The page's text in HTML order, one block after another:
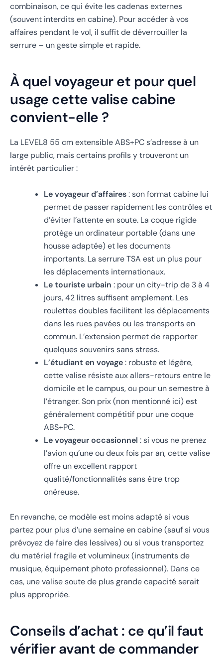
combinaison, ce qui évite les cadenas externes
(souvent interdits en cabine). Pour accéder à vos
affaires pendant le vol, il suffit de déverrouiller la
serrure – un geste simple et rapide.
À quel voyageur et pour quel
usage cette valise cabine
convient-elle ?
La LEVEL8 55 cm extensible ABS+PC s’adresse à un
large public, mais certains profils y trouveront un
intérêt particulier :
Le voyageur d’affaires: son format cabine lui
permet de passer rapidement les contrôles et
d’éviter l’attente en soute. La coque rigide
protège un ordinateur portable (dans une
housse adaptée) et les documents
importants. La serrure TSA est un plus pour
les déplacements internationaux.
Le touriste urbain : pour un city-trip de 3 à 4
jours, 42 litres suffisent amplement. Les
roulettes doubles facilitent les déplacements
dans les rues pavées ou les transports en
commun. L’extension permet de rapporter
quelques souvenirs sans stress.
L’étudiant en voyage: robuste et légère,
cette valise résiste aux allers-retours entre le
domicile et le campus, ou pour un semestre à
l’étranger. Son prix (non mentionné ici) est
généralement compétitif pour une coque
ABS+PC.
Le voyageur occasionnel : si vous ne prenez
l’avion qu’une ou deux fois par an, cette valise
offre un excellent rapport
qualité/fonctionnalités sans être trop
onéreuse.
En revanche, ce modèle est moins adapté si vous
partez pour plus d’une semaine en cabine (sauf si vous
prévoyez de faire des lessives) ou si vous transportez
du matériel fragile et volumineux (instruments de
musique, équipement photo professionnel). Dans ce
cas, une valise soute de plus grande capacité serait
plus appropriée.
Conseils d’achat : ce qu’il faut
vérifier avant de commander